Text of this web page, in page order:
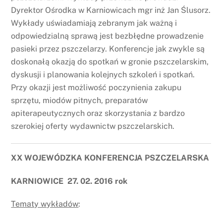
Dyrektor Ośrodka w Karniowicach mgr inż Jan Ślusorz.
Wykłady uświadamiają zebranym jak ważną i
odpowiedzialną sprawą jest bezbłędne prowadzenie
pasieki przez pszczelarzy. Konferencje jak zwykle są
doskonałą okazją do spotkań w gronie pszczelarskim,
dyskusji i planowania kolejnych szkoleń i spotkań.
Przy okazji jest możliwość poczynienia zakupu
sprzętu, miodów pitnych, preparatów
apiterapeutycznych oraz skorzystania z bardzo
szerokiej oferty wydawnictw pszczelarskich.
XX WOJEWÓDZKA KONFERENCJA PSZCZELARSKA
KARNIOWICE 27. 02. 2016 rok
Tematy wykładów: